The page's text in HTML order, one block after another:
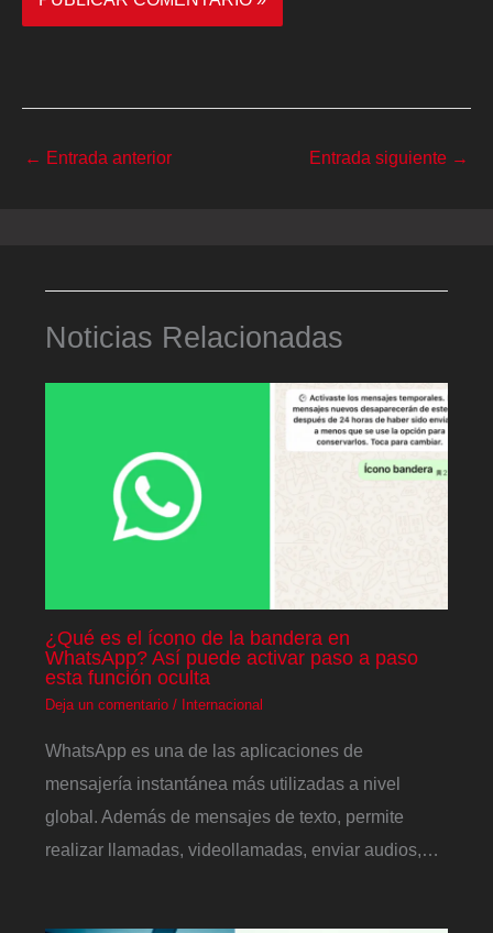
← Entrada anterior Entrada siguiente →
Noticias Relacionadas
¿Qué es el ícono de la bandera en
WhatsApp? Así puede activar paso a paso
esta función oculta
Deja un comentario / Internacional
WhatsApp es una de las aplicaciones de
mensajería instantánea más utilizadas a nivel
global. Además de mensajes de texto, permite
realizar llamadas, videollamadas, enviar audios,…